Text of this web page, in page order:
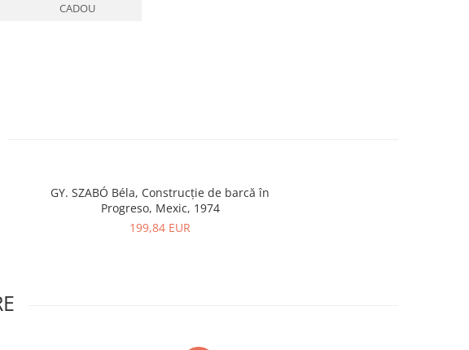
CADOU
GY. SZABÓ Béla, Construcție de barcă în
Progreso, Mexic, 1974
199,84 EUR